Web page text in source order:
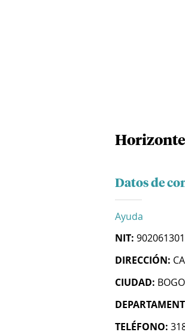
Datos de
Ayuda
NIT:
DIRECCIÓN:
CIUDAD:
TELÉFONO: